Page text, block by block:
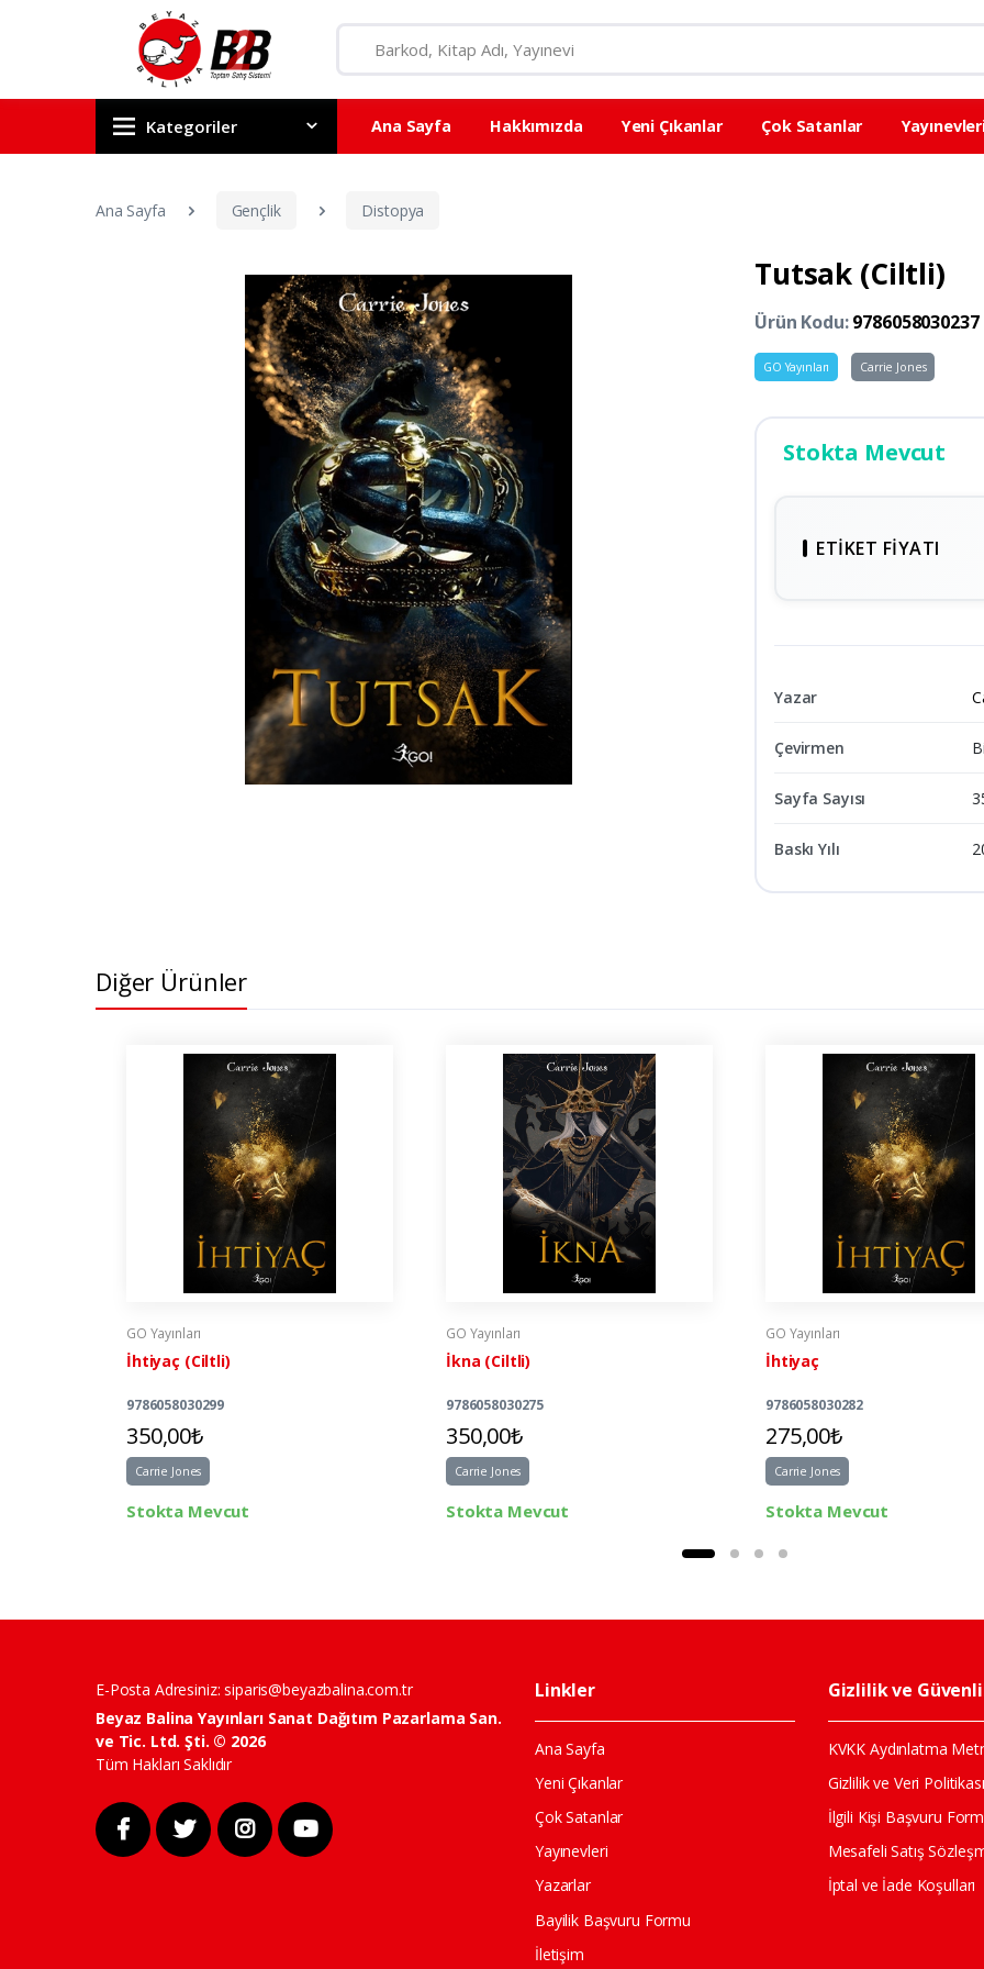
Kategoriler Ana Sayfa Hakkımızda Yeni Çıkanlar Çok Satanlar
Ana Sayfa Gençlik Distopya
Tutsak (Ciltli)
Ürün Kodu:9786058030237
GO Yayınları Carrie Jones
Stokta Mevcut
ETIKET FIYATI
Yazar
Çevirmen
Sayfa Sayısı
Baskı Yılı
Diğer Ürünler
GO Yayınları
İhtiyaç (Ciltli)
9786058030299
350,00₺
Carrie Jones
Stokta Mevcut
GO Yayınları
İkna (Ciltli)
9786058030275
350,00₺
Carrie Jones
Stokta Mevcut
GO Yayınları
İhtiyaç
9786058030282
275,00₺
Carrie Jones
Stokta Mevcut
E-Posta Adresiniz:siparis@beyazbalina.com.tr
Beyaz Balina Yayınları Sanat Dağıtım Pazarlama San.
ve Tic. Ltd. Şti. © 2026
Tüm Hakları Saklıdır
Linkler
Ana Sayfa
Yeni Çıkanlar
Çok Satanlar
Yayınevleri
Yazarlar
Bayilik Başvuru Formu
İletişim
Gizlilik ve
KVKK Aydınlatma
Gizlilik ve Veri Politikası
İlgili Kişi Başvuru
Mesafeli Satış
İptal ve İade Koşulları